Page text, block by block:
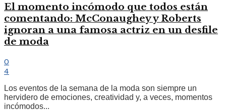
El momento incómodo que todos están
comentando: McConaughey y Roberts
ignoran a una famosa actriz en un desfile
de moda
0
4
Los eventos de la semana de la moda son siempre un
hervidero de emociones, creatividad y, a veces, momentos
incómodos...